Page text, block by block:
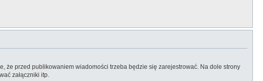
że przed publikowaniem wiadomości trzeba będzie się zarejestrować. Na dole strony
załączniki itp.